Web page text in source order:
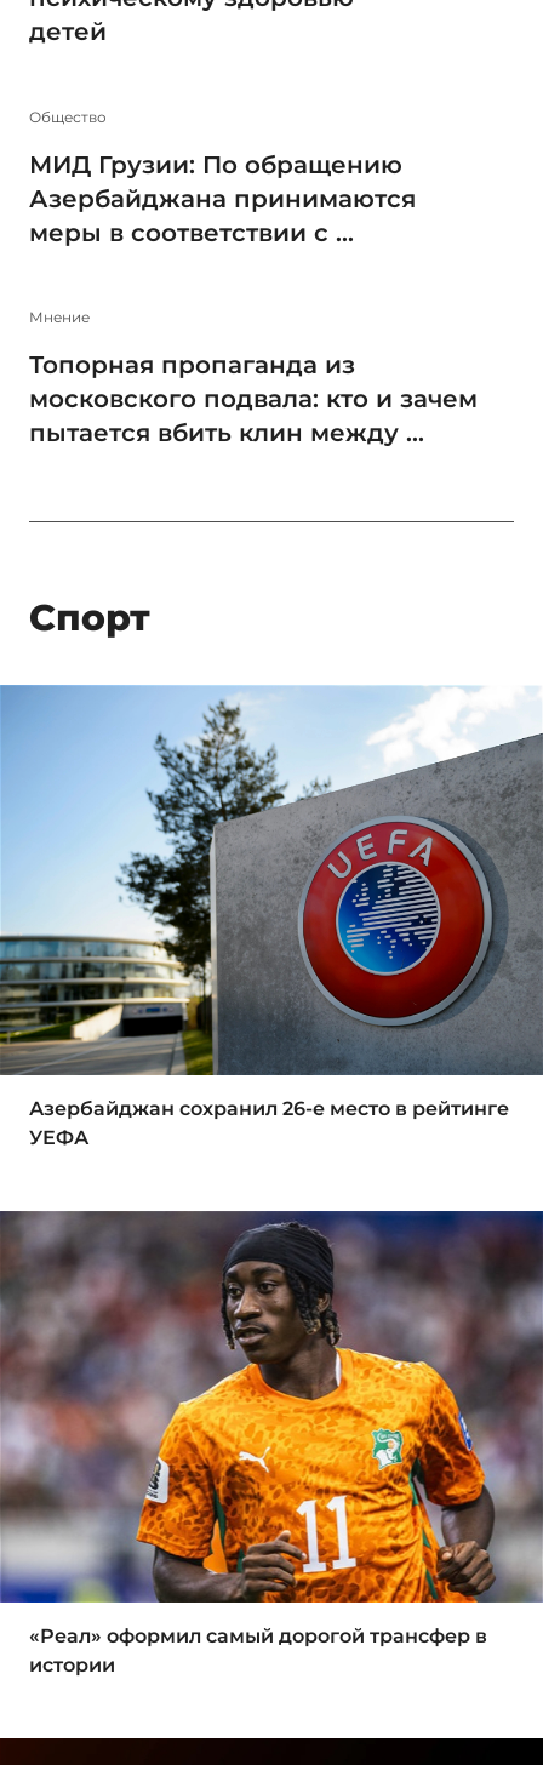
детей
Общество
МИД Грузии: По обращению
Азербайджана принимаются
меры в соответствии с ...
Мнение
Топорная пропаганда из
московского подвала: кто и зачем
пытается вбить клин между ...
Спорт
Азербайджан сохранил 26-е место в рейтинге
УЕФА
«Реал» оформил самый дорогой трансфер в
истории